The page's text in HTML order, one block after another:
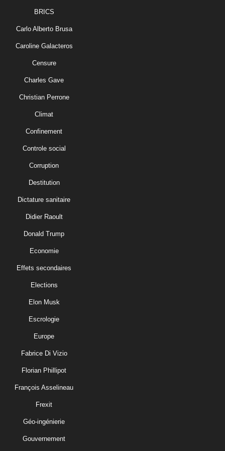
BRICS
Carlo Alberto Brusa
Caroline Galacteros
Censure
Charles Gave
Christian Perrone
Climat
Confinement
Controle social
Corruption
Destitution
Dictature sanitaire
Didier Raoult
Donald Trump
Economie
Effets secondaires
Elections
Elon Musk
Escrologie
Europe
Fabrice Di Vizio
Florian Phillipot
François Asselineau
Frexit
Géo-ingénierie
Gouvernement